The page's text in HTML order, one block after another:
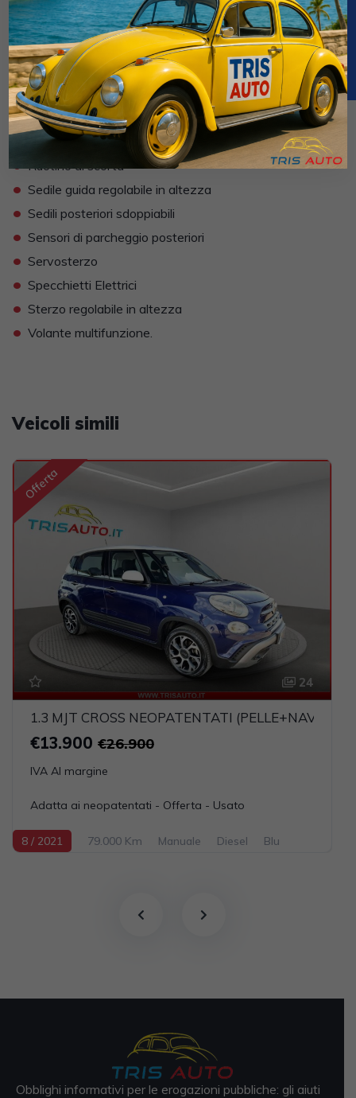
• Freno di stazionamento elettrico
• Indicatore temperatura esterna
• Isofix
• Lettore CD MP3
• Limitatore di velocità
• Paraurti in tinta
• Ruotino di scorta
• Sedile guida regolabile in altezza
• Sedili posteriori sdoppiabili
• Sensori di parcheggio posteriori
• Servosterzo
• Specchietti Elettrici
• Sterzo regolabile in altezza
• Volante multifunzione.
Veicoli simili
Offerta
24
1.3 MJT CROSS NEOPATENTATI (PELLE+NAVI)
€13.900 €26.900
IVA Al margine
Adatta ai neopatentati - Offerta - Usato
8 / 2021 79.000 Km Manuale Diesel
Blu
Obblighi informativi per le erogazioni pubbliche: gli aiuti